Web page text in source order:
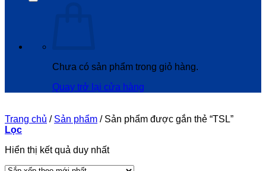
Chưa có sản phẩm trong giỏ hàng.
Quay trở lại cửa hàng
Trang chủ / Sản phẩm /Sản phẩm được gắn thẻ “TSL”
Lọc
Hiển thị kết quả duy nhất